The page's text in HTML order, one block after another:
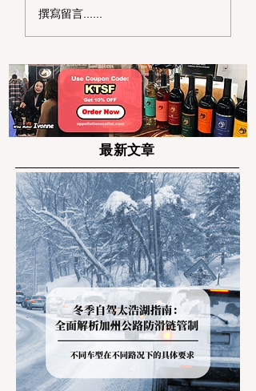
加州野区露营必读：如
撰寫留言......
最新文章